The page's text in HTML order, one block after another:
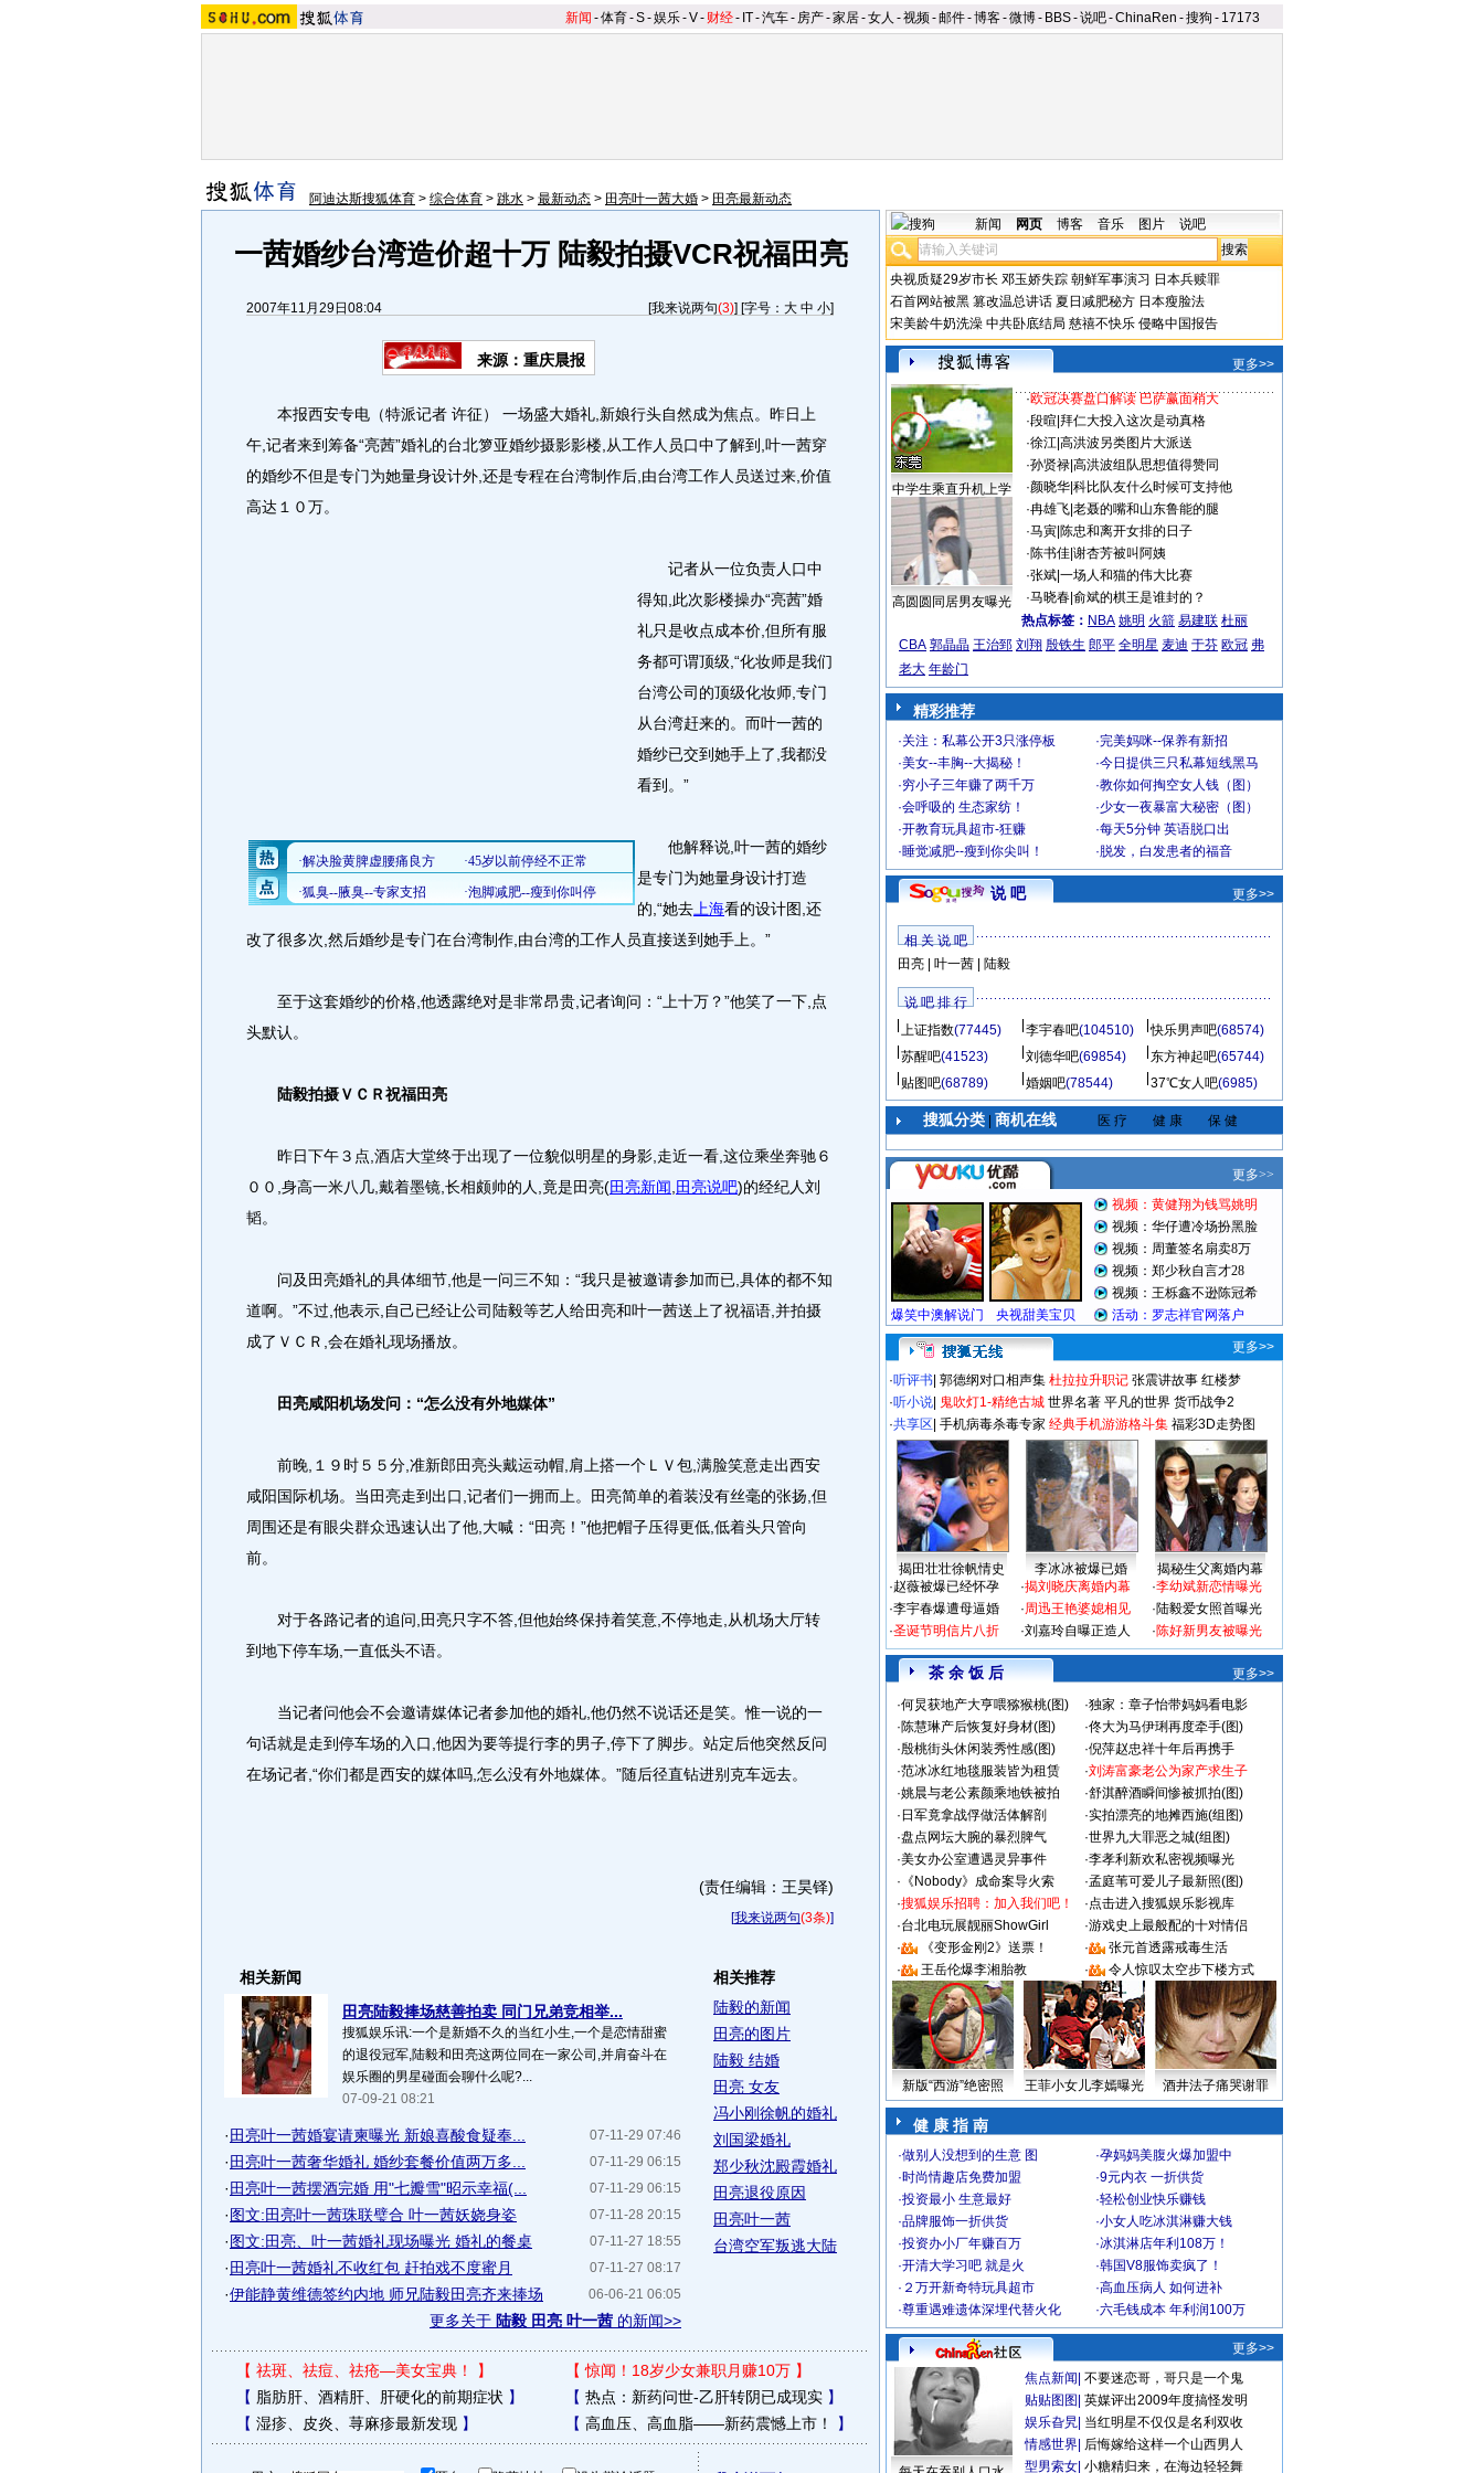
新闻 -体育-S-娱乐-V- 财经- IT-汽车- 房产-家居-女人 -视频-邮件-博客-微博- BBS-说吧-ChinaRen -搜狗 - 17173
阿迪达斯搜狐体育 > 综合体育 > 跳水 > 最新动态 > 田亮叶一茜大婚 > 田亮最新动态
一茜婚纱台湾造价超十万 陆毅拍摄VCR祝福田亮
2007年11月29日08:04 [我来说两句(3)] [字号： 大 中 小]
来源：重庆晨报
本报西安专电（特派记者 许征） 一场盛大婚礼,新娘行头自然成为焦点。昨日上
午,记者来到筹备“亮茜”婚礼的台北箩亚婚纱摄影影楼,从工作人员口中了解到,叶一茜穿
的婚纱不但是专门为她量身设计外,还是专程在台湾制作后,由台湾工作人员送过来,价值
高达１０万。
记者从一位负责人口中
得知,此次影楼操办“亮茜”婚
礼只是收点成本价,但所有服
务都可谓顶级,“化妆师是我们
台湾公司的顶级化妆师,专门
从台湾赶来的。而叶一茜的
婚纱已交到她手上了,我都没
看到。”
他解释说,叶一茜的婚纱
是专门为她量身设计打造
的,“她去 上海看的设计图,还
改了很多次,然后婚纱是专门在台湾制作,由台湾的工作人员直接送到她手上。”
至于这套婚纱的价格,他透露绝对是非常昂贵,记者询问：“上十万？”他笑了一下,点
头默认。
陆毅拍摄ＶＣＲ祝福田亮
昨日下午３点,酒店大堂终于出现了一位貌似明星的身影,走近一看,这位乘坐奔驰６
００,身高一米八几,戴着墨镜,长相颇帅的人,竟是田亮(田亮新闻 田亮说吧)的经纪人刘
韬。
问及田亮婚礼的具体细节,他是一问三不知：“我只是被邀请参加而已,具体的都不知
道啊。”不过,他表示,自己已经让公司陆毅等艺人给田亮和叶一茜送上了祝福语,并拍摄
成了ＶＣＲ,会在婚礼现场播放。
田亮咸阳机场发问：“怎么没有外地媒体”
前晚,１９时５５分,准新郎田亮头戴运动帽,肩上搭一个ＬＶ包,满脸笑意走出西安
咸阳国际机场。当田亮走到出口,记者们一拥而上。田亮简单的着装没有丝毫的张扬,但
周围还是有眼尖群众迅速认出了他,大喊：“田亮！”他把帽子压得更低,低着头只管向
前。
对于各路记者的追问,田亮只字不答,但他始终保持着笑意,不停地走,从机场大厅转
到地下停车场,一直低头不语。
当记者问他会不会邀请媒体记者参加他的婚礼,他仍然不说话还是笑。惟一说的一
句话就是走到停车场的入口,他因为要等提行李的男子,停下了脚步。站定后他突然反问
在场记者,“你们都是西安的媒体吗,怎么没有外地媒体。”随后径直钻进别克车远去。
(责任编辑：王昊铎)
[我来说两句(3条)]
相关新闻
田亮陆毅捧场慈善拍卖 同门兄弟竞相举...
搜狐娱乐讯:一个是新婚不久的当红小生,一个是恋情甜蜜
的退役冠军,陆毅和田亮这两位同在一家公司,并肩奋斗在
娱乐圈的男星碰面会聊什么呢?...
07-09-21 08:21
07-11-29 07:46
· 田亮叶一茜婚宴请柬曝光 新娘喜酸食疑奉...
07-11-29 06:15
· 田亮叶一茜奢华婚礼 婚纱套餐价值两万多...
07-11-29 06:15
· 田亮叶一茜摆酒完婚 用"七瓣雪"昭示幸福(...
07-11-28 20:15
·图文:田亮叶一茜珠联璧合 叶一茜妖娆身姿
07-11-27 18:55
·图文:田亮、叶一茜婚礼现场曝光 婚礼的餐桌
07-11-27 08:17
· 田亮叶一茜婚礼不收红包 赶拍戏不度蜜月
06-06-21 06:05
·伊能静黄维德签约内地 师兄陆毅田亮齐来捧场
更多关于 陆毅 田亮 叶一茜 的新闻>>
相关推荐
陆毅的新闻
田亮的图片
陆毅 结婚
田亮 女友
冯小刚徐帆的婚礼
刘国梁婚礼
郑少秋沈殿霞婚礼
田亮退役原因
田亮叶一茜
台湾空军叛逃大陆
【 祛斑、祛痘、祛疮—美女宝典！ 】 【惊闻！18岁少女兼职月赚10万】
【 脂肪肝、酒精肝、肝硬化的前期症状 】 【 热点：新药问世-乙肝转阴已成现实】
【 湿疹、皮炎、荨麻疹最新发现】 【 高血压、高血脂——新药震憾上市！ 】
新闻 网页 博客 音乐 图片 说吧
央视质疑29岁市长 邓玉娇失踪 朝鲜军事演习 日本兵赎罪
石首网站被黑 篡改温总讲话 夏日减肥秘方 日本瘦脸法
宋美龄牛奶洗澡 中共卧底结局 慈禧不快乐 侵略中国报告
更多>>
中学生乘直升机上学
高圆圆同居男友曝光
·欧冠决赛盘口解读 巴萨赢面稍大
·段暄 拜仁大投入这次是动真格
·徐江| 高洪波另类图片大派送
·孙贤禄| 高洪波组队思想值得赞同
·颜晓华| 科比队友什么时候可支持他
·冉雄飞| 老聂的嘴和山东鲁能的腿
·马寅| 陈忠和离开女排的日子
·陈书佳| 谢杏芳被叫阿姨
·张斌| 一场人和猫的伟大比赛
·马晓春| 俞斌的棋王是谁封的？
热点标签： NBA 姚明 火箭 易建联 杜丽
CBA 郭晶晶 王治郅 刘翔 殷铁生 郎平 全明星 麦迪 于芬 欧冠 弗
老大 年龄门
精彩推荐
·关注：私幕公开3只涨停板 ·完美妈咪--保养有新招
·美女--丰胸--大揭秘！ ·今日提供三只私幕短线黑马
·穷小子三年赚了两千万 ·教你如何掏空女人钱（图）
·会呼吸的 生态家纺！ ·少女一夜暴富大秘密（图）
·开教育玩具超市-狂赚 ·每天5分钟 英语脱口出
·睡觉减肥--瘦到你尖叫！ · 脱发，白发患者的福音
说 吧 更多>>
相 关 说 吧
田亮| 叶一茜| 陆毅
说 吧 排 行
上证指数(77445) 李宇春吧(104510) 快乐男声吧(68574)
苏醒吧(41523) 刘德华吧(69854) 东方神起吧(65744)
贴图吧(68789) 婚姻吧(78544) 37℃女人吧(6985)
搜狐分类| 商机在线 医 疗 健 康 保 健
更多>>
·听评书 郭德纲对口相声集 杜拉拉升职记 张震讲故事 红楼梦
·听小说 鬼吹灯1-精绝古城 世界名著 平凡的世界 货币战争2
·共享区 手机病毒杀毒专家 经典手机游游格斗集 福彩3D走势图
揭田壮壮徐帆情史 李冰冰被爆已婚
揭秘生父离婚内幕
·赵薇被爆已经怀孕
·李宇春爆遭母逼婚
·圣诞节明信片八折
·揭刘晓庆离婚内幕
·周迅王艳婆媳相见
·刘嘉玲自曝正造人
·李幼斌新恋情曝光
·陆毅爱女照首曝光
·陈好新男友被曝光
茶 余 饭 后
更多>>
·何炅获地产大亨喂猕猴桃(图) ·独家：章子怡带妈妈看电影
·陈慧琳产后恢复好身材(图) ·佟大为马伊琍再度牵手(图)
·殷桃街头休闲装秀性感(图) ·倪萍赵忠祥十年后再携手
·范冰冰红地毯服装皆为租赁 ·刘涛富豪老公为家产求生子
·姚晨与老公素颜乘地铁被拍 ·舒淇醉酒瞬间惨被抓拍(图)
· 日军竟拿战俘做活体解剖 ·实拍漂亮的地摊西施(组图)
·盘点网坛大腕的暴烈脾气 ·世界九大罪恶之城(组图)
·美女办公室遭遇灵异事件 ·李孝利新欢私密视频曝光
· 《Nobody》成命案导火索 ·孟庭苇可爱儿子最新照(图)
·搜狐娱乐招聘：加入我们吧！ ·点击进入搜狐娱乐影视库
·台北电玩展靓丽ShowGirl ·游戏史上最般配的十对情侣
·
《变形金刚2》送票！ ·
张元首透露戒毒生活
·
王岳伦爆李湘胎教 · 令人惊叹太空步下楼方式
新版“西游”绝密照 王菲小女儿李嫣曝光 酒井法子痛哭谢罪
健 康 指 南
·做别人没想到的生意 图 ·孕妈妈美腹火爆加盟中
·时尚情趣店免费加盟 ·9元内衣 一折供货
·投资最小 生意最好 ·轻松创业快乐赚钱
·品牌服饰一折供货 ·小女人吃冰淇淋赚大钱
·投资办小厂年赚百万 ·冰淇淋店年利108万！
·开清大学习吧 就是火 ·韩国V8服饰卖疯了！
· ２万开新奇特玩具超市 ·高血压病人 如何进补
·尊重遇难遗体深埋代替火化 ·六毛钱成本 年利润100万
更多>>
焦点新闻 不要迷恋哥，哥只是一个鬼
贴贴图图 英媒评出2009年度搞怪发明
娱乐旮旯 当红明星不仅仅是名利双收
情感世界 后悔嫁给这样一个山西男人
型男索女 小糖精归来，在海边轻轻舞